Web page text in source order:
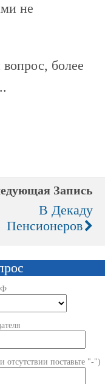
не
более
Запись
В Декаду
Пенсионеров
отсутствии поставьте "-")